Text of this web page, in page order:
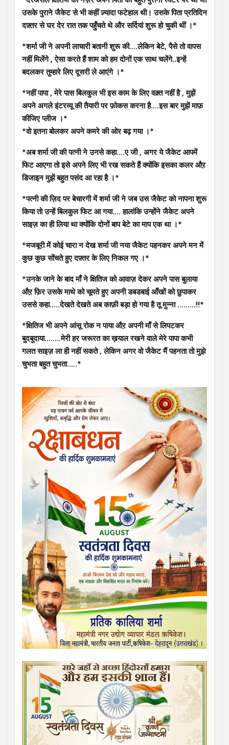
उसके पुराने जैकेट से भी कहीं ज़्यादा फटेहाल थी। उसके पिता प्रतिदिन
दफ़्तर से घर देर रात तक पहुँचते थे और सर्दियां शुरू हो चुकी थीं ।*
*शर्मा जी ने अपनी लाचारी बतानी शुरू की….लेकिन बेटे, पैसे तो वापस
नहीं मिलेंगे , ऐसा करते हैं शाम को हम दोनों एक साथ चलेंगे..इन्हें
बदलकर तुम्हारे लिए दूसरी ले आएंगे ।*
*नहीं पापा , मेरे पास बिलकुल भी इस काम के लिए वक़्त नहीं है , मुझें
अपने अगले इंटरव्यू की तैयारी पर फ़ोकस करना है….इस बार मुझें माफ़
कीजिए प्लीज ।*
*वो इतना बोलकर अपने कमरे की ओर बढ़ गया ।*
*अब शर्मा जी की पत्नी ने उनसे कहा….ए जी , अगर ये जैकेट आपमें
फिट आएगा तो इसे अपने लिए भी रख सकते हैं क्योंकि इसका कलर औऱ
डिजाइन मुझें बहुत पसंद आ रहा है ।*
*पत्नी की ज़िद पर बेचारगी में शर्मा जी ने जब उस जैकेट को नापना शुरू
किया तो उन्हें बिलकुल फिट आ गया…. हालांकि उन्होंने जैकेट अपने
साइज़ का ही लिया था क्योंकि दोनों बाप बेटे का माप एक था ।*
*मजबूरी में कोई चारा न देख शर्मा जी नया जैकेट पहनकर अपने मन में
कुछ कुछ सोंचते हुए दफ़्तर के लिए निकल गए ।*
*उनके जाने के बाद माँ ने क्षितिज को आवाज़ देकर अपने पास बुलाया
औऱ फ़िर उसके माथे को चूमते हुए अपनी डबडबाई आँखों को छुपाकर
उससे कहा…..देखते देखते अब काफ़ी बड़ा हो गया है तू मुन्ना ………!!*
*क्षितिज भी अपने आंसू रोक न पाया औऱ अपनी माँ से लिपटकर
बुदबुदाया……..मेरी हर जरूरत का ख़याल रखने वाले मेरे पापा कभी
गलत साइज़ ला ही नहीं सकते , लेकिन अगर वो जैकेट मैं पहनता तो मुझे
चुभता बहुत चुभता…..*